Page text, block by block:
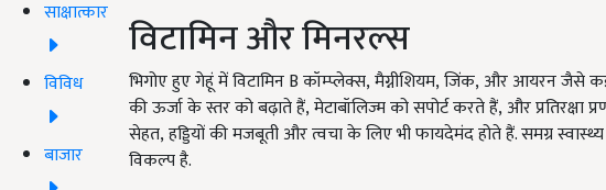
साक्षात्कार
विविध
बाजार
विटामिन और मिनरल्स
भिगोए हुए गेहूं में विटामिन B कॉम्प्लेक्स, मैग्नीशियम, जिंक, और आयरन जैसे
की ऊर्जा के स्तर को बढ़ाते हैं, मेटाबॉलिज्म को सपोर्ट करते हैं, और
सेहत, हड्डियों की मजबूती और त्वचा के लिए भी फायदेमंद होते हैं. समग्र
विकल्प है.